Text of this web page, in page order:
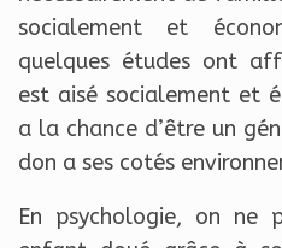
socialement et
quelques études ont
est aisé socialement et
a la chance d’être un
don a ses cotés
En psychologie, on ne